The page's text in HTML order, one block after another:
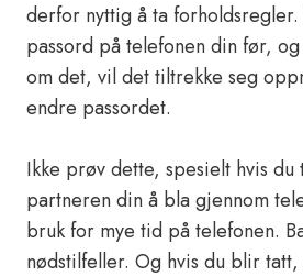
derfor nyttig å ta
passord på telefonen din før,
om det, vil det tiltrekke seg
endre passordet.
Ikke prøv dette, spesielt hvis
partneren din å bla gjennom
bruk for mye tid på telefonen.
nødstilfeller. Og hvis du blir